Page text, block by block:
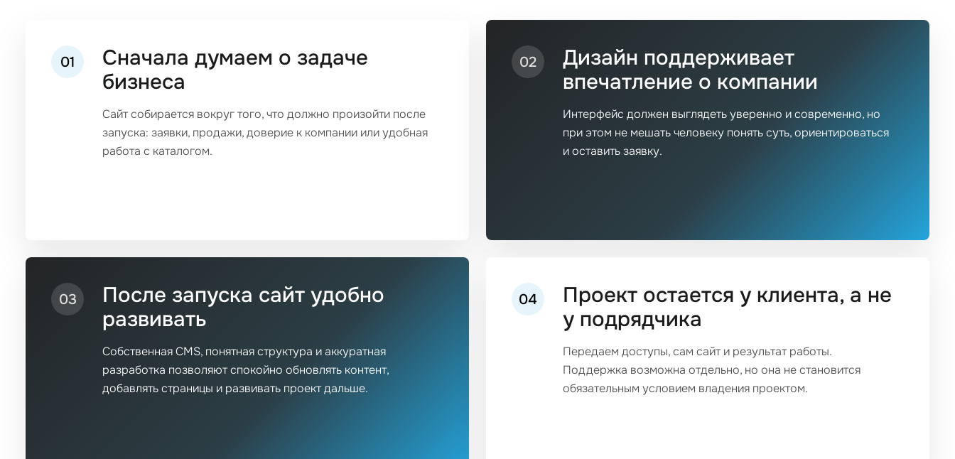
01
Сначала думаем о задаче
бизнеса
Сайт собирается вокруг того, что должно произойти после
запуска: заявки, продажи, доверие к компании или удобная
работа с каталогом.
02
Дизайн поддерживает
впечатление о компании
Интерфейс должен выглядеть уверенно и современно, но
при этом не мешать человеку понять суть, ориентироваться
и оставить заявку.
03
После запуска сайт удобно
развивать
Собственная CMS, понятная структура и аккуратная
разработка позволяют спокойно обновлять контент,
добавлять страницы и развивать проект дальше.
04
Проект остается у клиента, а не
у подрядчика
Передаем доступы, сам сайт и результат работы.
Поддержка возможна отдельно, но она не становится
обязательным условием владения проектом.